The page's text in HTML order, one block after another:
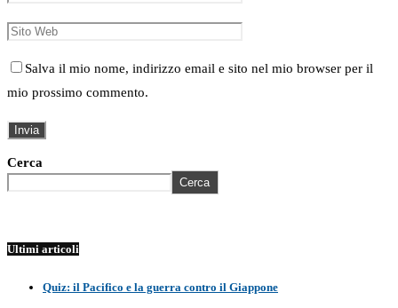
Salva il mio nome, indirizzo email e sito nel mio browser per il
mio prossimo commento.
Cerca
Cerca
Ultimi articoli
Quiz: il Pacifico e la guerra contro il Giappone